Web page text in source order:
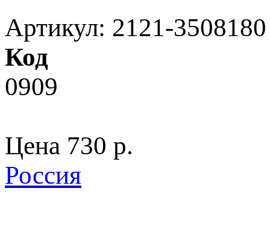
Артикул: 2121-3508180
Код
0909
Цена 730 p.
Россия